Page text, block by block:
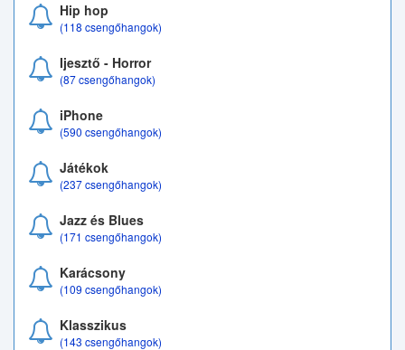
Hip hop
(118 csengőhangok)
Ijesztő - Horror
(87 csengőhangok)
iPhone
(590 csengőhangok)
Játékok
(237 csengőhangok)
Jazz és Blues
(171 csengőhangok)
Karácsony
(109 csengőhangok)
Klasszikus
(143 csengőhangok)